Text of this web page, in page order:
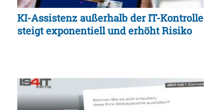
KI-Assistenz außerhalb der IT-Kontrolle
steigt exponentiell und erhöht Risiko